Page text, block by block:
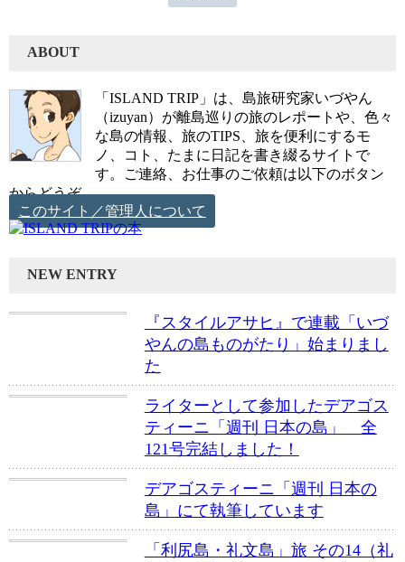
ABOUT
「ISLAND TRIP」は、島旅研究家いづやん
（izuyan）が離島巡りの旅のレポートや、色々
な島の情報、旅のTIPS、旅を便利にするモ
ノ、コト、たまに日記を書き綴るサイトで
す。ご連絡、お仕事のご依頼は以下のボタン
からどうぞ。
このサイト／管理人について
NEW ENTRY
『スタイルアサヒ』で連載「いづ
やんの島ものがたり」始まりまし
た
ライターとして参加したデアゴス
ティーニ「週刊 日本の島」 全
121号完結しました！
デアゴスティーニ「週刊 日本の
島」にて執筆しています
「利尻島・礼文島」旅 その14（礼